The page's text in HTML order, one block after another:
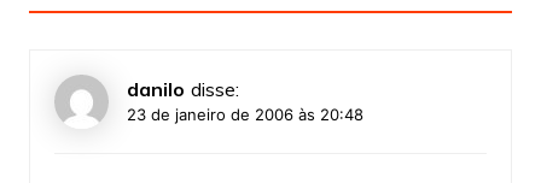
danilo disse:
23 de janeiro de 2006 às 20:48